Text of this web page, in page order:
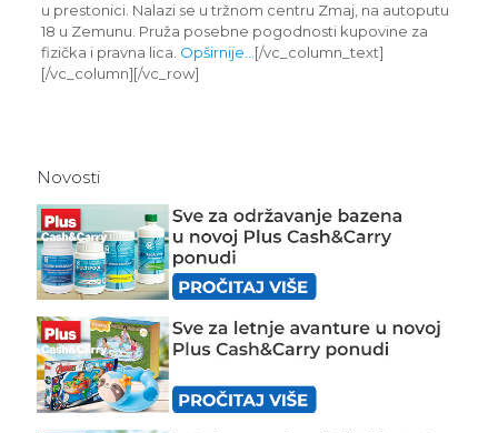
u prestonici. Nalazi se u tržnom centru Zmaj, na autoputu
18 u Zemunu. Pruža posebne pogodnosti kupovine za
fizička i pravna lica. Opširnije… [/vc_column_text]
[/vc_column][/vc_row]
Novosti